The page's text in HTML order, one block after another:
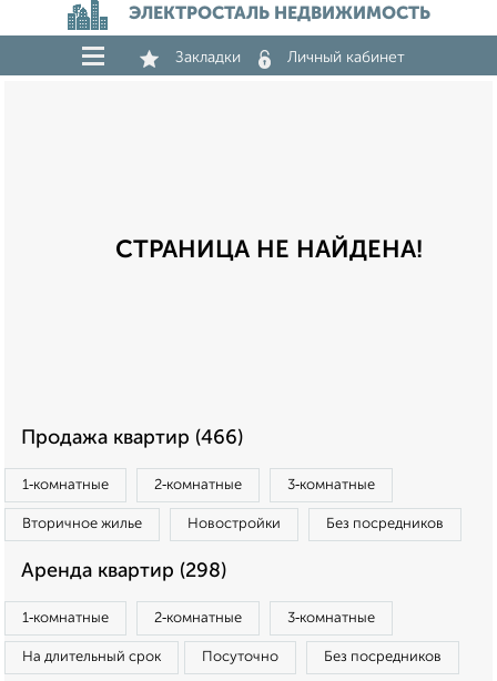
ЭЛЕКТРОСТАЛЬ НЕДВИЖИМОСТЬ
Закладки Личный кабинет
СТРАНИЦА НЕ НАЙДЕНА!
Продажа квартир (466)
1‑комнатные 2‑комнатные 3‑комнатные
Вторичное жилье Новостройки Без посредников
Аренда квартир (298)
1‑комнатные 2‑комнатные 3‑комнатные
На длительный срок Посуточно Без посредников